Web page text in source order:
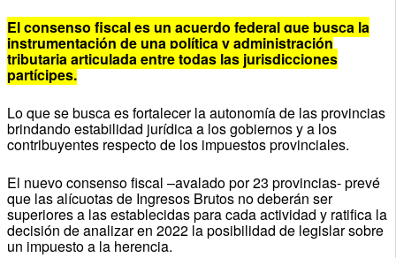
El consenso fiscal es un acuerdo federal que busca la
instrumentación de una política y administración
tributaria articulada entre todas las jurisdicciones
partícipes.
Lo que se busca es fortalecer la autonomía de las provincias
brindando estabilidad jurídica a los gobiernos y a los
contribuyentes respecto de los impuestos provinciales.
El nuevo consenso fiscal –avalado por 23 provincias- prevé
que las alícuotas de Ingresos Brutos no deberán ser
superiores a las establecidas para cada actividad y ratifica la
decisión de analizar en 2022 la posibilidad de legislar sobre
un impuesto a la herencia.